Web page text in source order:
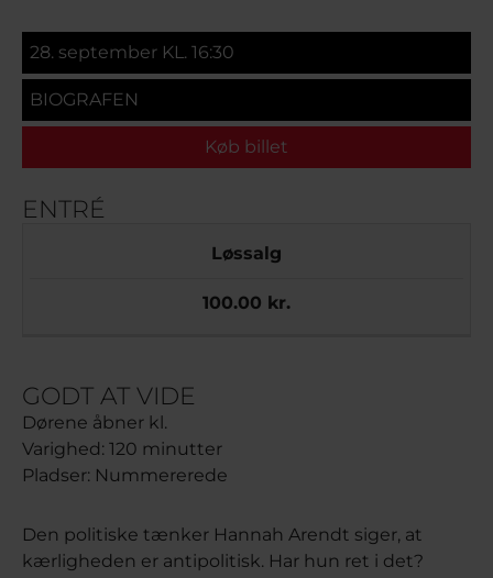
28. september KL. 16:30
BIOGRAFEN
Køb billet
ENTRÉ
Løssalg
100.00 kr.
GODT AT VIDE
Dørene åbner kl.
Varighed: 120 minutter
Pladser: Nummererede
Den politiske tænker Hannah Arendt siger, at
kærligheden er antipolitisk. Har hun ret i det?